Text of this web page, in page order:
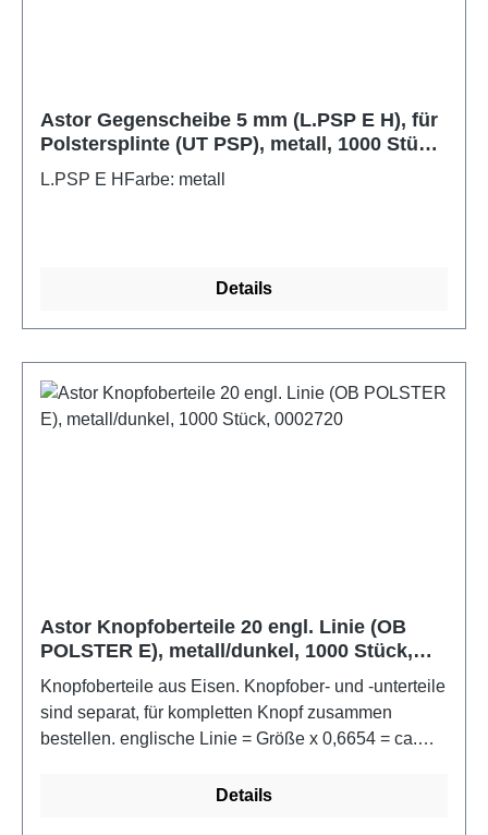
Astor Gegenscheibe 5 mm (L.PSP E H), für
Polstersplinte (UT PSP), metall, 1000 Stück,
0384700
L.PSP E HFarbe: metall
Details
Astor Knopfoberteile 20 engl. Linie (OB
POLSTER E), metall/dunkel, 1000 Stück,
0002720
Knopfoberteile aus Eisen. Knopfober- und -unterteile
sind separat, für kompletten Knopf zusammen
bestellen. englische Linie = Größe x 0,6654 = ca.
Details